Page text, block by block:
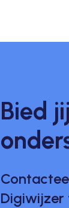
Bied
Digiwijzer